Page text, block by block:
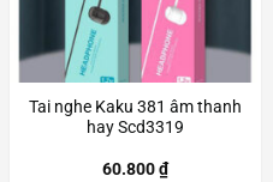
Tai nghe Kaku 381 âm thanh
hay Scd3319
60.800₫